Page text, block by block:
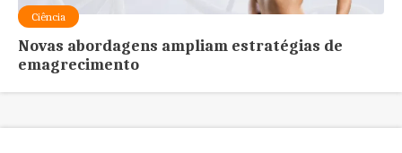
Ciência
Novas abordagens ampliam estratégias de
emagrecimento